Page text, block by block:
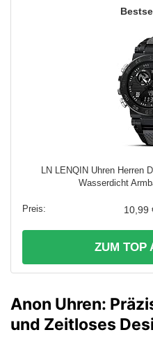
LN LENQIN Uhren Herren
Wasserdicht
10,99
ZUM TOP
Anon Uhren:
und Zeitloses